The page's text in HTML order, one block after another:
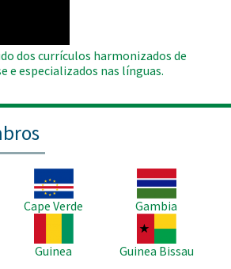
dos currículos harmonizados de
e especializados nas línguas.
Imagem
Cape Verde
Imagem
Gambia
Guinea
Imagem
Guinea Bissau